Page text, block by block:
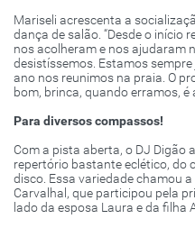
Mariseli acrescenta a
dança de salão. “Desde o início
nos acolheram e nos ajudaram
desistíssemos. Estamos
ano nos reunimos na praia. O
bom, brinca, quando erramos,
Para diversos compassos!
Com a pista aberta, o DJ Digão
repertório bastante eclético, do
disco. Essa variedade chamou
Carvalhal, que participou pela
lado da esposa Laura e da filha